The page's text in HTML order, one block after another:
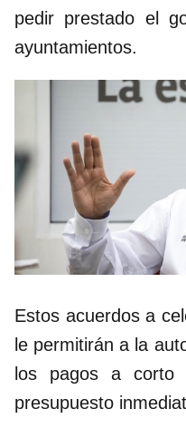
pedir prestado el
ayuntamientos.
Estos acuerdos a
le permitirán a la
los pagos a corto
presupuesto